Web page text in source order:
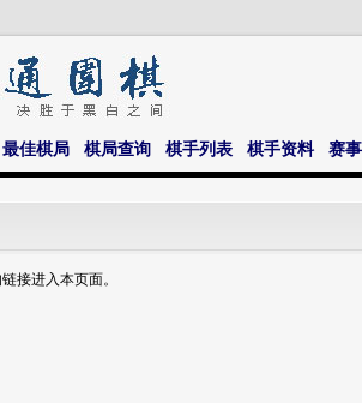
最佳棋局 棋局查询 棋手列表 棋手资料 赛
接进入本页面。